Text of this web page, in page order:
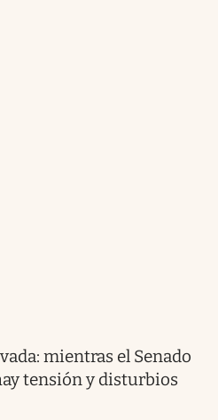
mientras el Senado
tensión y disturbios